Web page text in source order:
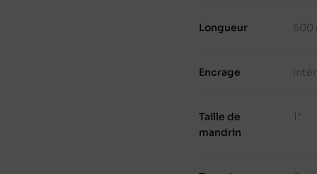
Longueur 600
Encrage
Taille de
mandrin
1"